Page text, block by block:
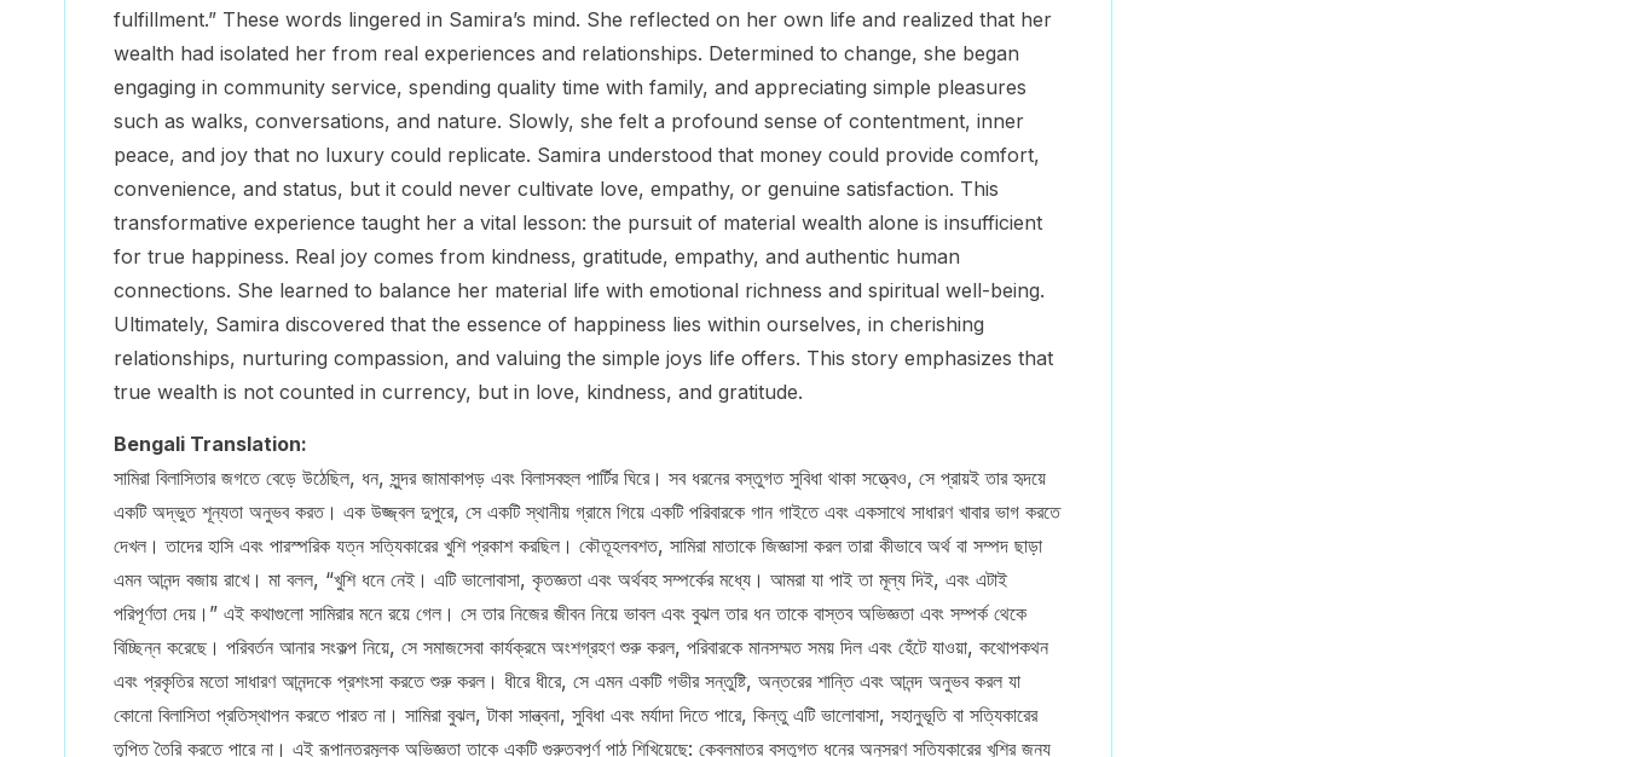
fulfillment.” These words lingered in Samira’s mind. She reflected on her own life and realized that her
wealth had isolated her from real experiences and relationships. Determined to change, she began
engaging in community service, spending quality time with family, and appreciating simple pleasures
such as walks, conversations, and nature. Slowly, she felt a profound sense of contentment, inner
peace, and joy that no luxury could replicate. Samira understood that money could provide comfort,
convenience, and status, but it could never cultivate love, empathy, or genuine satisfaction. This
transformative experience taught her a vital lesson: the pursuit of material wealth alone is insufficient
for true happiness. Real joy comes from kindness, gratitude, empathy, and authentic human
connections. She learned to balance her material life with emotional richness and spiritual well-being.
Ultimately, Samira discovered that the essence of happiness lies within ourselves, in cherishing
relationships, nurturing compassion, and valuing the simple joys life offers. This story emphasizes that
true wealth is not counted in currency, but in love, kindness, and gratitude.
Bengali Translation:
সামিরা বিলাসিতার জগতে বেড়ে উঠেছিল, ধন, সুন্দর জামাকাপড় এবং বিলাসবহুল পার্টির ঘিরে। সব ধরনের বস্তুগত সুবিধা থাকা সত্ত্বেও, সে প্রায়ই তার হৃদয়ে
একটি অদ্ভুত শূন্যতা অনুভব করত। এক উজ্জ্বল দুপুরে, সে একটি স্থানীয় গ্রামে গিয়ে একটি পরিবারকে গান গাইতে এবং একসাথে সাধারণ খাবার ভাগ করতে
দেখল। তাদের হাসি এবং পারস্পরিক যত্ন সত্যিকারের খুশি প্রকাশ করছিল। কৌতূহলবশত, সামিরা মাতাকে জিজ্ঞাসা করল তারা কীভাবে অর্থ বা সম্পদ ছাড়া
এমন আনন্দ বজায় রাখে। মা বলল, “খুশি ধনে নেই। এটি ভালোবাসা, কৃতজ্ঞতা এবং অর্থবহ সম্পর্কের মধ্যে। আমরা যা পাই তা মূল্য দিই, এবং এটাই
পরিপূর্ণতা দেয়।” এই কথাগুলো সামিরার মনে রয়ে গেল। সে তার নিজের জীবন নিয়ে ভাবল এবং বুঝল তার ধন তাকে বাস্তব অভিজ্ঞতা এবং সম্পর্ক থেকে
বিচ্ছিন্ন করেছে। পরিবর্তন আনার সংকল্প নিয়ে, সে সমাজসেবা কার্যক্রমে অংশগ্রহণ শুরু করল, পরিবারকে মানসম্মত সময় দিল এবং হেঁটে যাওয়া, কথোপকথন
এবং প্রকৃতির মতো সাধারণ আনন্দকে প্রশংসা করতে শুরু করল। ধীরে ধীরে, সে এমন একটি গভীর সন্তুষ্টি, অন্তরের শান্তি এবং আনন্দ অনুভব করল যা
কোনো বিলাসিতা প্রতিস্থাপন করতে পারত না। সামিরা বুঝল, টাকা সান্ত্বনা, সুবিধা এবং মর্যাদা দিতে পারে, কিন্তু এটি ভালোবাসা, সহানুভূতি বা সত্যিকারের
তৃপ্তি তৈরি করতে পারে না। এই রূপান্তরমূলক অভিজ্ঞতা তাকে একটি গুরুত্বপূর্ণ পাঠ শিখিয়েছে: কেবলমাত্র বস্তুগত ধনের অনুসরণ সত্যিকারের খুশির জন্য